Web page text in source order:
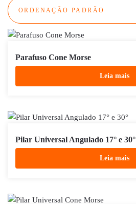
Parafuso Cone Morse
Leia mais
Pilar Universal Angulado 17° e 30°
Leia mais